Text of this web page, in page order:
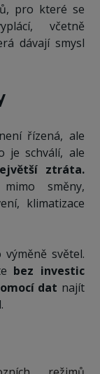
pro které se
včetně
dávají smysl
řízená, ale
je schválí, ale
ztráta.
směny,
klimatizace
světel.
bez investic
dat najít